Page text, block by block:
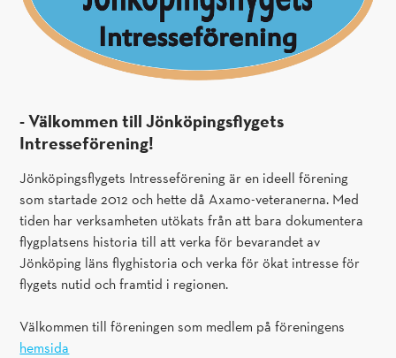
- Välkommen till Jönköpingsflygets
Intresseförening!
Jönköpingsflygets Intresseförening är en ideell förening
som startade 2012 och hette då Axamo-veteranerna. Med
tiden har verksamheten utökats från att bara dokumentera
flygplatsens historia till att verka för bevarandet av
Jönköping läns flyghistoria och verka för ökat intresse för
flygets nutid och framtid i regionen.
Välkommen till föreningen som medlem på föreningens
hemsida